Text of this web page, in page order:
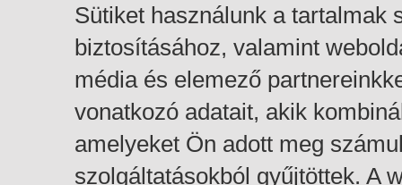
Sütiket használunk a tartalmak
biztosításához, valamint
média és elemező
vonatkozó adatait, akik
amelyeket Ön adott meg
szolgáltatásokból gyűjtöttek. A